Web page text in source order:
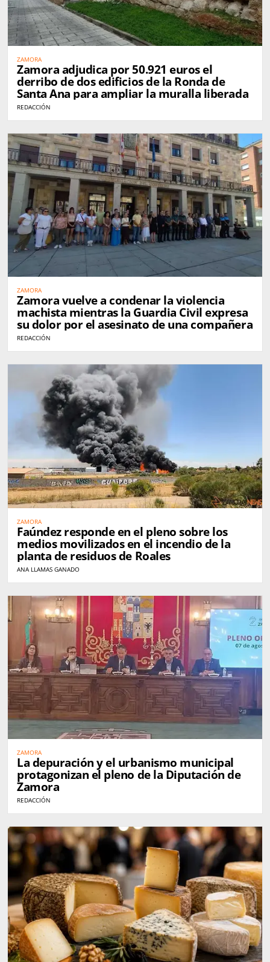
ZAMORA
Zamora adjudica por 50.921 euros el
derribo de dos edificios de la Ronda de
Santa Ana para ampliar la muralla liberada
REDACCIÓN
ZAMORA
Zamora vuelve a condenar la violencia
machista mientras la Guardia Civil expresa
su dolor por el asesinato de una compañera
REDACCIÓN
ZAMORA
Faúndez responde en el pleno sobre los
medios movilizados en el incendio de la
planta de residuos de Roales
ANA LLAMAS GANADO
ZAMORA
La depuración y el urbanismo municipal
protagonizan el pleno de la Diputación de
Zamora
REDACCIÓN